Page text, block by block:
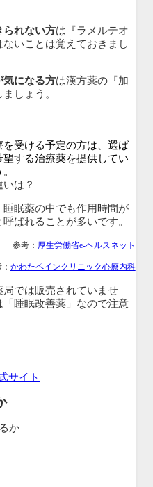
られない方は『ラメルテオ
いことは覚えておきまし
気になる方は漢方薬の『加
しょう。
受ける予定の方は、選ば
する治療薬を提供してい
は？
眠薬の中でも作用時間が
ばれることが多いです。
参考： 厚生労働省e-ヘルスネット
かわたペインクリニック心療内科
では販売されていませ
睡眠改善薬」なので注意
サイト